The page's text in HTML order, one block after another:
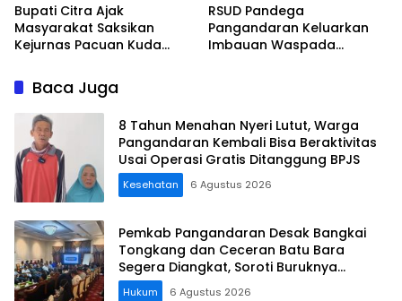
Bupati Citra Ajak
Masyarakat Saksikan
Kejurnas Pacuan Kuda
Legokjawa
RSUD Pandega
Pangandaran Keluarkan
Imbauan Waspada
Baca Juga
8 Tahun Menahan Nyeri Lutut, Warga
Pangandaran Kembali Bisa Beraktivitas
Usai Operasi Gratis Ditanggung BPJS
Kesehatan 6 Agustus 2026
Pemkab Pangandaran Desak Bangkai
Tongkang dan Ceceran Batu Bara
Segera Diangkat, Soroti Buruknya
Koordinasi Perusahaan
Hukum 6 Agustus 2026